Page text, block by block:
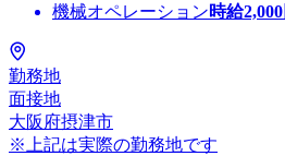
機械オペレーション時給2,000
勤務地
面接地
大阪府摂津市
※上記は実際の勤務地です